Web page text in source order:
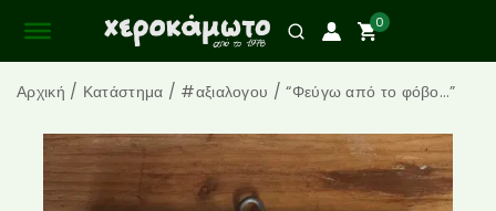
0
Αρχική / Κατάστημα / #αξιαλογου / “Φεύγω από το φόβο…”